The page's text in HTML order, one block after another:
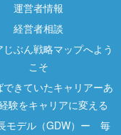
運営者情報
経営者相談
じぶん戦略マップへよう
こそ
できていたキャリアーあ
験をキャリアに変える
モデル（GDW）ー 毎